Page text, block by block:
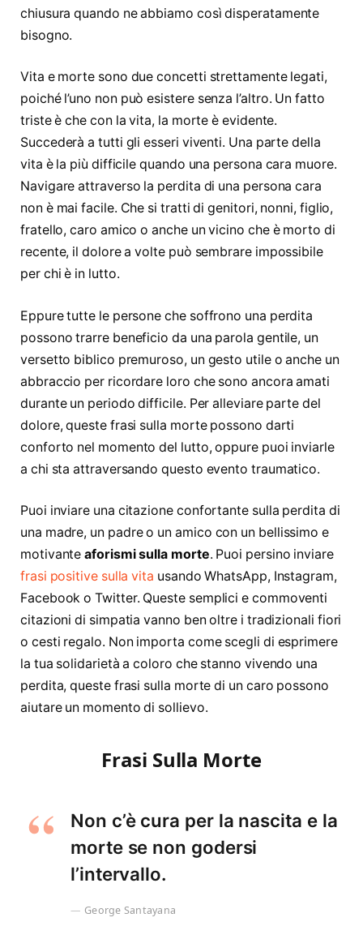
chiusura quando ne abbiamo così disperatamente
bisogno.
Vita e morte sono due concetti strettamente legati,
poiché l’uno non può esistere senza l’altro. Un fatto
triste è che con la vita, la morte è evidente.
Succederà a tutti gli esseri viventi. Una parte della
vita è la più difficile quando una persona cara muore.
Navigare attraverso la perdita di una persona cara
non è mai facile. Che si tratti di genitori, nonni, figlio,
fratello, caro amico o anche un vicino che è morto di
recente, il dolore a volte può sembrare impossibile
per chi è in lutto.
Eppure tutte le persone che soffrono una perdita
possono trarre beneficio da una parola gentile, un
versetto biblico premuroso, un gesto utile o anche un
abbraccio per ricordare loro che sono ancora amati
durante un periodo difficile. Per alleviare parte del
dolore, queste frasi sulla morte possono darti
conforto nel momento del lutto, oppure puoi inviarle
a chi sta attraversando questo evento traumatico.
Puoi inviare una citazione confortante sulla perdita di
una madre, un padre o un amico con un bellissimo e
motivanteaforismi sulla morte. Puoi persino inviare
frasi positive sulla vita usando WhatsApp, Instagram,
Facebook o Twitter. Queste semplici e commoventi
citazioni di simpatia vanno ben oltre i tradizionali fiori
o cesti regalo. Non importa come scegli di esprimere
la tua solidarietà a coloro che stanno vivendo una
perdita, queste frasi sulla morte di un caro possono
aiutare un momento di sollievo.
Frasi Sulla Morte
Non c’è cura per la nascita e la
morte se non godersi
l’intervallo.
George Santayana